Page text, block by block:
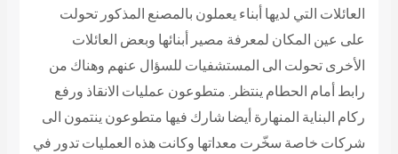
العائلات التي لديها أبناء يعملون بالمصنع المذكور تحولت
على عين المكان لمعرفة مصير أبنائها وبعض العائلات
الأخرى تحولت الى المستشفيات للسؤال عنهم وهناك من
رابط أمام الحطام ينتظر. متطوعون عمليات الانقاذ ورفع
ركام البناية المنهارة أيضا شارك فيها متطوعون ينتمون الى
شركات خاصة سخّرت معداتها وكانت هذه العمليات تدور في